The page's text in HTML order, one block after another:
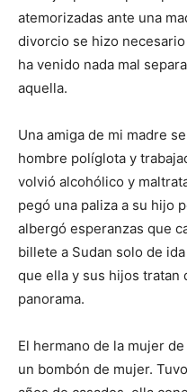
atemorizadas ante una
divorcio se hizo
ha venido nada mal
aquella.
Una amiga de mi madre
hombre políglota y
volvió alcohólico y
pegó una paliza a su hijo
albergó esperanzas que
billete a Sudan solo de
que ella y sus hijos tratan
panorama.
El hermano de la mujer
un bombón de mujer.